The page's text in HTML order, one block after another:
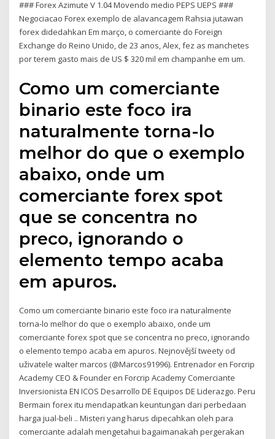
### Forex Azimute V 1.04 Movendo medio PEPS UEPS ###
Negociacao Forex exemplo de alavancagem Rahsia jutawan
forex didedahkan Em março, o comerciante do Foreign
Exchange do Reino Unido, de 23 anos, Alex, fez as manchetes
por terem gasto mais de US $ 320 mil em champanhe em um.
Como um comerciante
binario este foco ira
naturalmente torna-lo
melhor do que o exemplo
abaixo, onde um
comerciante forex spot
que se concentra no
preco, ignorando o
elemento tempo acaba
em apuros.
Como um comerciante binario este foco ira naturalmente
torna-lo melhor do que o exemplo abaixo, onde um
comerciante forex spot que se concentra no preco, ignorando
o elemento tempo acaba em apuros. Nejnovější tweety od
uživatele walter marcos (@Marcos91996). Entrenador en Forcrip
Academy CEO & Founder en Forcrip Academy Comerciante
Inversionista EN ICOS ️Desarrollo DE Equipos DE Liderazgo️️. Peru
Bermain forex itu mendapatkan keuntungan dari perbedaan
harga jual-beli .. Misteri yang harus dipecahkan oleh para
comerciante adalah mengetahui bagaimanakah pergerakan